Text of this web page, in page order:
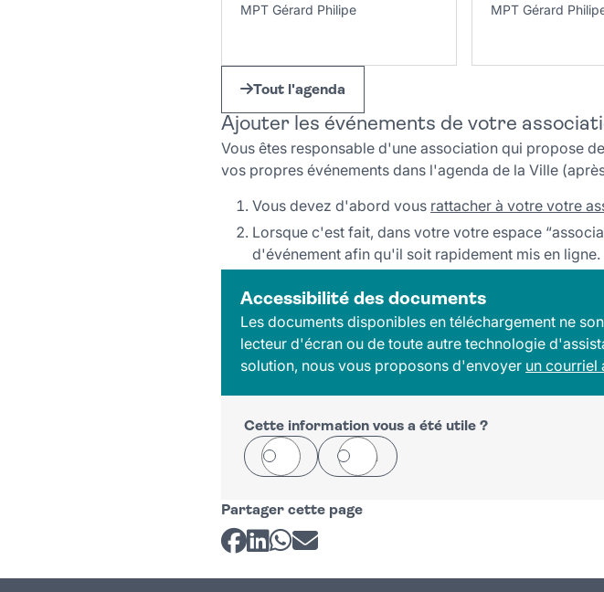
2026_Demande_de_subvention_-
MPT Gérard Philipe MPT Gérard
Tout l'agenda
Ajouter les événements de votre
Vous êtes responsable d'une association qui propose
vos propres événements dans l'agenda de la Ville
Vous devez d'abord vous rattacher à votre votre
Lorsque c'est fait, dans votre votre espace
d'événement afin qu'il soit rapidement mis en ligne.
Accessibilité des documents
Les documents disponibles en téléchargement ne
lecteur d'écran ou de toute autre technologie
solution, nous vous proposons d'envoyer un courriel
Cette information vous a été utile ?
Oui Non
Partager cette page
Partager sur Facebook
Partager sur LinkedIn
Partager sur Whatsapp
Partager par courriel